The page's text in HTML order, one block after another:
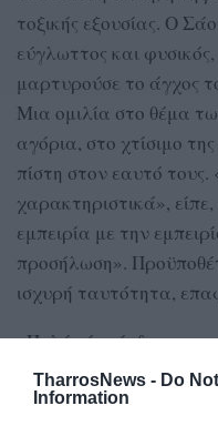
TharrosNews - Do
Information
τοξικής εξουσίας. Ο
εύγλωττος και
μαρτυρούσε το άγχος
Μια ομιλία στο θέμα
αγόρια, στο χτίσιμο
πίστη στον εαυτό
χαρακτηριστικά»,
εμπειρία με την
προσήλωση».
ισχυρή ταυτότητα,
«Πολύ νέοι άνδρες»,
απομονωμένοι,
ή οικογένεια. Πολλοί